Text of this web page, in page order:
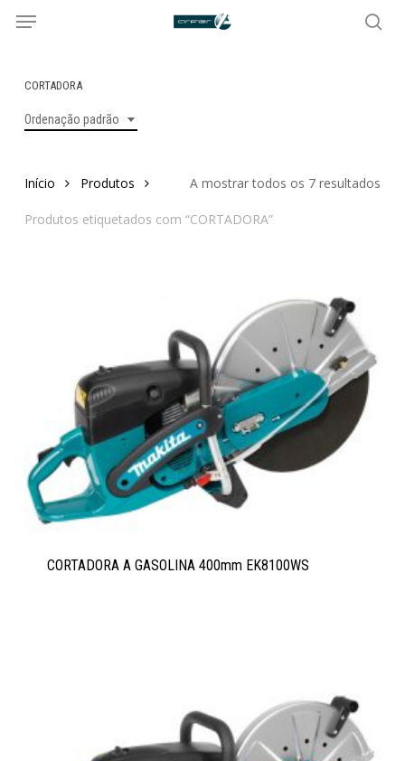
content
Menu
CORTADORA
Ordenação padrão
A mostrar todos os 7 resultados
Início Produtos
Produtos etiquetados com “CORTADORA”
CORTADORA A GASOLINA 400mm EK8100WS